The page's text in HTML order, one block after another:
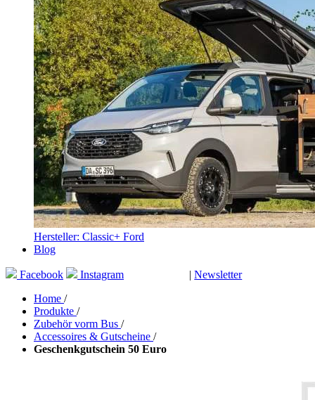
Hersteller: Classic+ Ford
Blog
Facebook Instagram | Newsletter
Home /
Produkte /
Zubehör vorm Bus /
Accessoires & Gutscheine /
Geschenkgutschein 50 Euro